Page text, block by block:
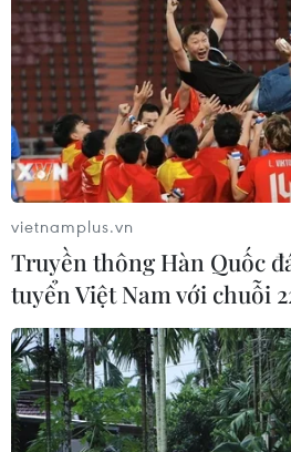
vietnamplus.vn
Truyền thông Hàn Quốc
tuyển Việt Nam với chuỗi